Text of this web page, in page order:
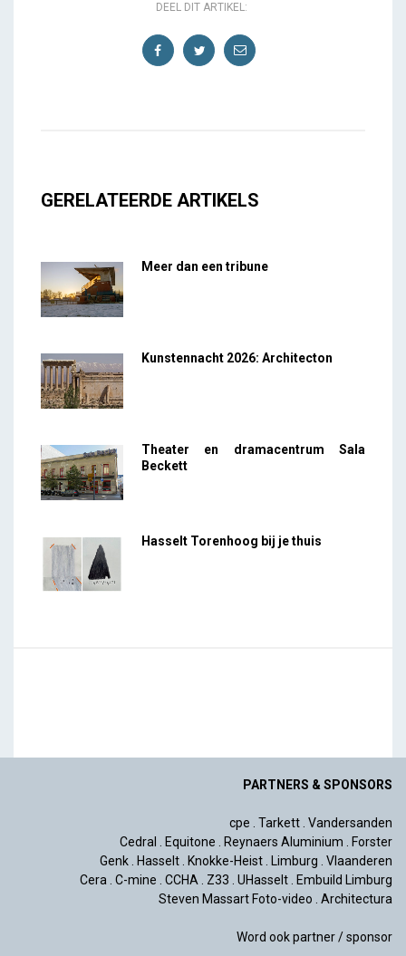
DEEL DIT ARTIKEL:
GERELATEERDE ARTIKELS
Meer dan een tribune
Kunstennacht 2026: Architecton
Theater en dramacentrum Sala
Beckett
Hasselt Torenhoog bij je thuis
PARTNERS & SPONSORS
cpe Tarkett Vandersanden
Cedral
Equitone Reynaers Aluminium
Forster
Genk
Hasselt Knokke-Heist Limburg
Vlaanderen
Cera
C-mine CCHA Z33 UHasselt
Embuild Limburg
Steven Massart Foto-video
Architectura
Word ook partner / sponsor